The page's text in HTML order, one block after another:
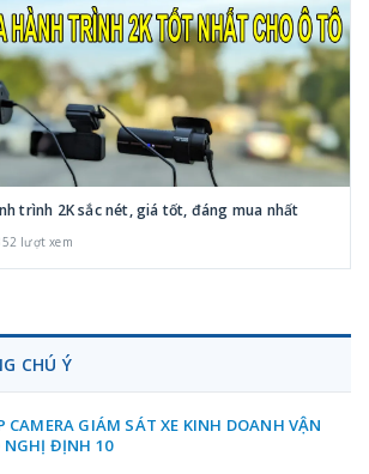
trình 2K sắc nét, giá tốt, đáng mua nhất
lượt xem
CHÚ Ý
CAMERA GIÁM SÁT XE KINH DOANH VẬN
NGHỊ ĐỊNH 10